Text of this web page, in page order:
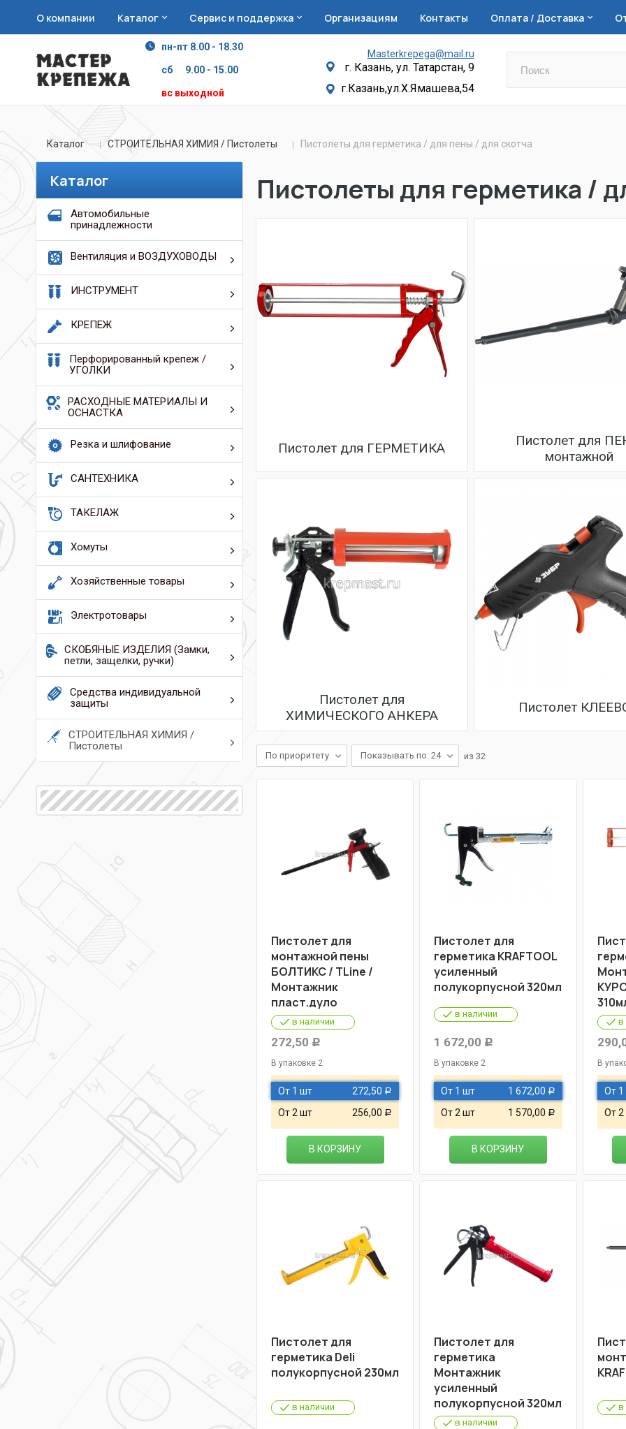
О компании Каталог Сервис и поддержка Организациям Контакты Оплата / Доставка
пн-пт 8.00 - 18.30
сб 9.00 - 15.00
вс выходной
Masterkrepega@mail.ru
г. Казань, ул. Татарстан, 9
г.Казань,ул.Х.Ямашева,54
Каталог СТРОИТЕЛЬНАЯ ХИМИЯ / Пистолеты Пистолеты для герметика / для пены / для скотча
Каталог
Автомобильные
принадлежности
Вентиляция и ВОЗДУХОВОДЫ
ИНСТРУМЕНТ
КРЕПЕЖ
Перфорированный крепеж /
УГОЛКИ
РАСХОДНЫЕ МАТЕРИАЛЫ И
ОСНАСТКА
Резка и шлифование
САНТЕХНИКА
ТАКЕЛАЖ
Хомуты
Хозяйственные товары
Электротовары
СКОБЯНЫЕ ИЗДЕЛИЯ (Замки,
петли, защелки, ручки)
Средства индивидуальной
защиты
СТРОИТЕЛЬНАЯ ХИМИЯ /
Пистолеты
Пистолеты для герметика /
Пистолет для ГЕРМЕТИКА
Пистолет для
монтажной
Пистолет для
ХИМИЧЕСКОГО АНКЕРА
Пистолет
По приоритету Показывать по: 24 из 32
Пистолет для
монтажной пены
БОЛТИКС / TLine /
Монтажник
пласт.дуло
в наличии
272,50 Р
В упаковке 2
От 1 шт 272,50 Р
От 2 шт 256,00 Р
В КОРЗИНУ
Пистолет для
герметика KRAFTOOL
усиленный
полукорпусной 320мл
в наличии
1 672,00 Р
В упаковке 2
От 1 шт 1 672,00 Р
От 2 шт 1 570,00 Р
В КОРЗИНУ
в
В
От 1
От 2
Пистолет для
герметика Deli
полукорпусной 230мл
в наличии
Пистолет для
герметика
Монтажник
усиленный
полукорпусной 320мл
в наличии
в